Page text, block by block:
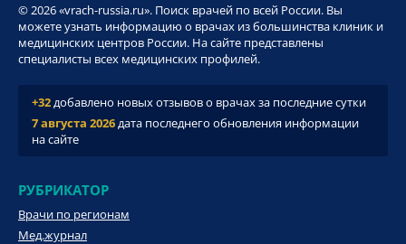
© 2026 «vrach-russia.ru». Поиск врачей по всей России. Вы
можете узнать информацию о врачах из большинства клиник и
медицинских центров России. На сайте представлены
специалисты всех медицинских профилей.
+32добавлено новых отзывов о врачах за последние сутки
7 августа 2026дата последнего обновления информации
на сайте
РУБРИКАТОР
Врачи по регионам
Мед.журнал